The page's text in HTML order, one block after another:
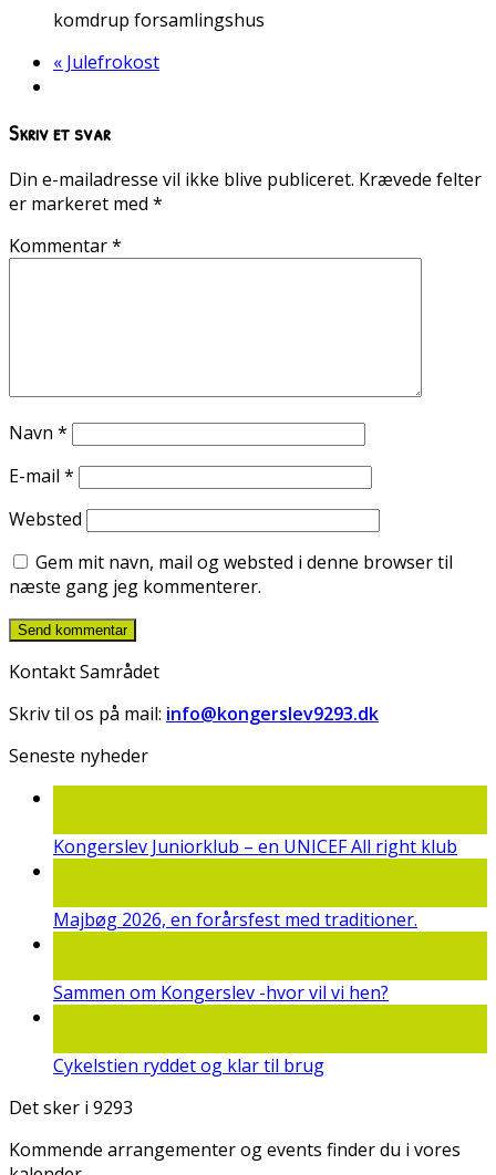
komdrup forsamlingshus
« Julefrokost
Skriv et svar
Din e-mailadresse vil ikke blive publiceret. Krævede felter
er markeret med *
Kommentar*
Navn *
E-mail *
Websted
Gem mit navn, mail og websted i denne browser til
næste gang jeg kommenterer.
Kontakt Samrådet
Skriv til os på mail: info@kongerslev9293.dk
Seneste nyheder
Kongerslev Juniorklub – en UNICEF All right klub
Majbøg 2026, en forårsfest med traditioner.
Sammen om Kongerslev -hvor vil vi hen?
Cykelstien ryddet og klar til brug
Det sker i 9293
Kommende arrangementer og events finder du i vores